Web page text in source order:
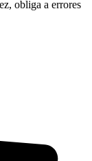
obliga a errores